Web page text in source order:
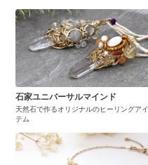
石家ユニバーサルマインド
天然石で作るオリジナルのヒーリングアイ
テム